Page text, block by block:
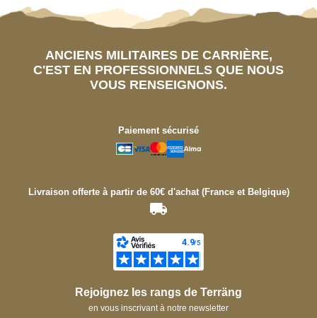
ANCIENS MILITAIRES DE CARRIÈRE,
C'EST EN PROFESSIONNELS QUE NOUS
VOUS RENSEIGNONS.
Paiement sécurisé
Livraison offerte à partir de 60€ d'achat (France et Belgique)
Rejoignez les rangs de Terräng
en vous inscrivant à notre newsletter